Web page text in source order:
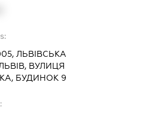
ЛЬВІВСЬКА
ВУЛИЦЯ
БУДИНОК 9